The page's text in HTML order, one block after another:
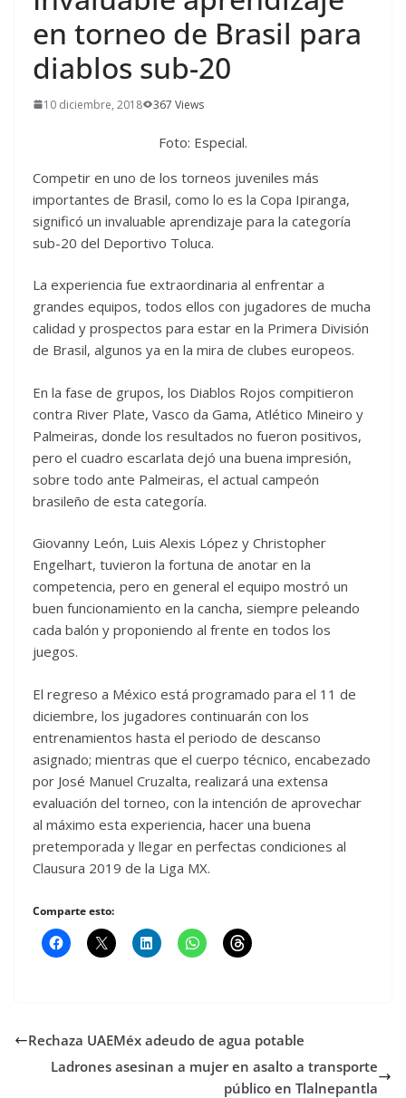
en torneo de Brasil para
diablos sub-20
10 diciembre, 2018 367 Views
Foto: Especial.
Competir en uno de los torneos juveniles más
importantes de Brasil, como lo es la Copa Ipiranga,
significó un invaluable aprendizaje para la categoría
sub-20 del Deportivo Toluca.
La experiencia fue extraordinaria al enfrentar a
grandes equipos, todos ellos con jugadores de mucha
calidad y prospectos para estar en la Primera División
de Brasil, algunos ya en la mira de clubes europeos.
En la fase de grupos, los Diablos Rojos compitieron
contra River Plate, Vasco da Gama, Atlético Mineiro y
Palmeiras, donde los resultados no fueron positivos,
pero el cuadro escarlata dejó una buena impresión,
sobre todo ante Palmeiras, el actual campeón
brasileño de esta categoría.
Giovanny León, Luis Alexis López y Christopher
Engelhart, tuvieron la fortuna de anotar en la
competencia, pero en general el equipo mostró un
buen funcionamiento en la cancha, siempre peleando
cada balón y proponiendo al frente en todos los
juegos.
El regreso a México está programado para el 11 de
diciembre, los jugadores continuarán con los
entrenamientos hasta el periodo de descanso
asignado; mientras que el cuerpo técnico, encabezado
por José Manuel Cruzalta, realizará una extensa
evaluación del torneo, con la intención de aprovechar
al máximo esta experiencia, hacer una buena
pretemporada y llegar en perfectas condiciones al
Clausura 2019 de la Liga MX.
Comparte esto:
Rechaza UAEMéx adeudo de agua potable
Ladrones asesinan a mujer en asalto a transporte
público en Tlalnepantla